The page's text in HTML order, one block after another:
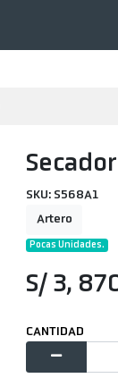
SKU: S568A1
Artero
Pocas Unidades.
S/ 3,
CANTIDAD